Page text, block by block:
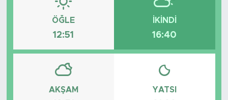
ÖĞLE
12:51
İKINDI
16:40
AKŞAM YATSI
YAZARLAR
POLİTİKA